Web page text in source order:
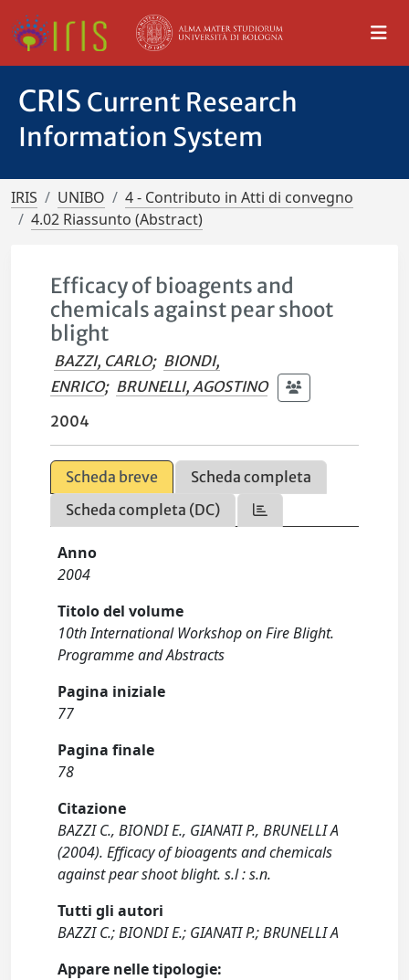
CRIS Current Research
Information System
IRIS UNIBO
4 - Contributo in Atti di convegno
4.02 Riassunto (Abstract)
Efficacy of bioagents and
chemicals against pear shoot
blight
BAZZI, CARLO; BIONDI,
ENRICO; BRUNELLI, AGOSTINO
2004
Scheda breve
Scheda completa
Scheda completa (DC)
Anno
2004
Titolo del volume
10th International Workshop on Fire Blight.
Programme and Abstracts
Pagina iniziale
77
Pagina finale
78
Citazione
BAZZI C., BIONDI E., GIANATI P., BRUNELLI A
(2004). Efficacy of bioagents and chemicals
against pear shoot blight. s.l : s.n.
Tutti gli autori
BAZZI C.; BIONDI E.; GIANATI P.; BRUNELLI A
Appare nelle tipologie: